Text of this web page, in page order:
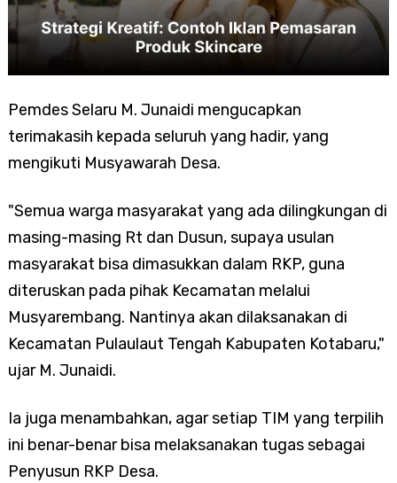
Pemdes Selaru M. Junaidi mengucapkan
terimakasih kepada seluruh yang hadir, yang
mengikuti Musyawarah Desa.
"Semua warga masyarakat yang ada dilingkungan di
masing-masing Rt dan Dusun, supaya usulan
masyarakat bisa dimasukkan dalam RKP, guna
diteruskan pada pihak Kecamatan melalui
Musyarembang. Nantinya akan dilaksanakan di
Kecamatan Pulaulaut Tengah Kabupaten Kotabaru,"
ujar M. Junaidi.
Ia juga menambahkan, agar setiap TIM yang terpilih
ini benar-benar bisa melaksanakan tugas sebagai
Penyusun RKP Desa.